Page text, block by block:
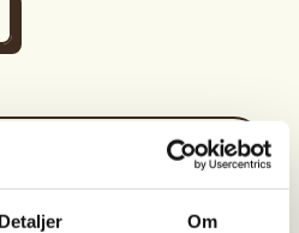
Detaljer Om